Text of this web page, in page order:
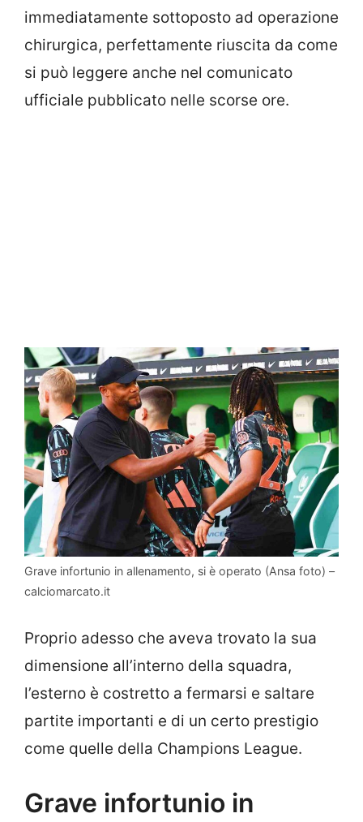
immediatamente sottoposto ad operazione
chirurgica, perfettamente riuscita da come
si può leggere anche nel comunicato
ufficiale pubblicato nelle scorse ore.
Grave infortunio in allenamento, si è operato (Ansa foto) –
calciomarcato.it
Proprio adesso che aveva trovato la sua
dimensione all’interno della squadra,
l’esterno è costretto a fermarsi e saltare
partite importanti e di un certo prestigio
come quelle della Champions League.
Grave infortunio in